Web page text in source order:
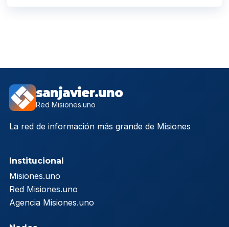
sanjavier.uno
Red Misiones.uno
La red de información más grande de Misiones
Institucional
Misiones.uno
Red Misiones.uno
Agencia Misiones.uno